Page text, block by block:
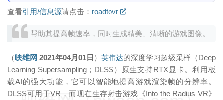
查看引用/信息源请点击： roadtovr
帮助其提高帧速率，同时生成精美、清晰的游戏图像。
（映维网 2021年04月01日 ） 英伟达的深度学习超级采样（Deep
Learning Supersampling；DLSS）原生支持RTX显卡。利用板
载AI的强大功能，它可以智能地提高游戏渲染帧的分辨率。
DLSS可用于VR，而现在生存射击游戏《Into the Radius VR》